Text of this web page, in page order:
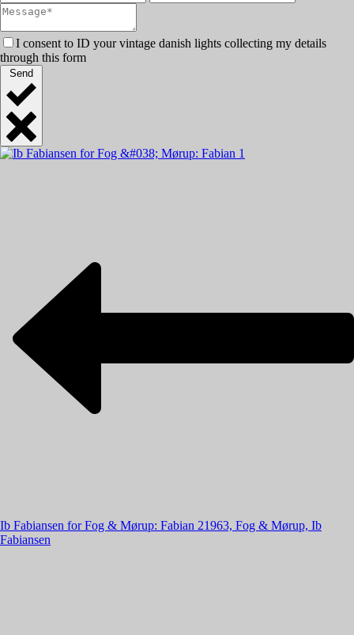
I consent to ID your vintage danish lights collecting my details
through this form
Send
Ib Fabiansen for Fog & Mørup: Fabian 21963, Fog & Mørup, Ib
Fabiansen